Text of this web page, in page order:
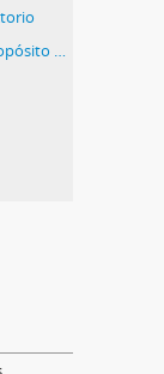
El balance de Suprarrealismo. A propósito del último manifiesto de André Bretón [Recorte de prensa]